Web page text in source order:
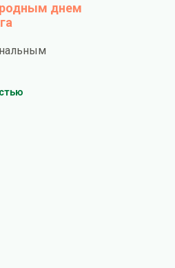
днем